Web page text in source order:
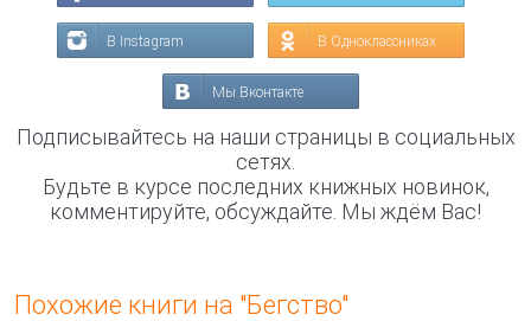
В Instagram В Одноклассниках
Мы Вконтакте
Подписывайтесь на наши страницы в социальных
сетях.
Будьте в курсе последних книжных новинок,
комментируйте, обсуждайте. Мы ждём Вас!
Похожие книги на "Бегство"